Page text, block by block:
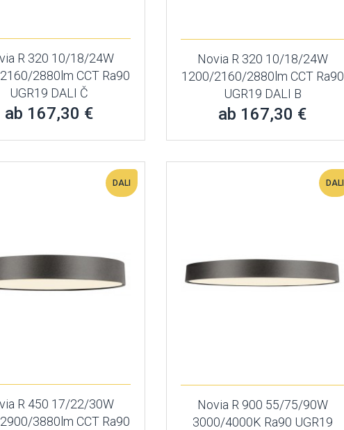
R 320 10/18/24W
2880lm CCT Ra90
UGR19 DALI Č
ab 167,30 €
Novia R 320 10/18/24W
1200/2160/2880lm CCT Ra90
UGR19 DALI B
ab 167,30 €
DALI
R 450 17/22/30W
3880lm CCT Ra90
DALI
Novia R 900 55/75/90W
3000/4000K Ra90 UGR19